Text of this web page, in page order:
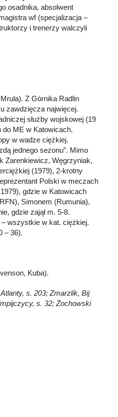
osadnika, absolwent
wf (specjalizacja –
i trenerzy walczyli
Z Górnika Radlin
zawdzięcza najwięcej.
służby wojskowej (19
do ME w Katowicach.
w wadze ciężkiej.
jednego sezonu”. Mimo
Zarenkiewicz, Węgrzyniak,
(1979), 2-krotny
Polski w meczach
gdzie w Katowicach
Simonem (Rumunia),
gdzie zajął m. 5-8.
– wszystkie w kat. ciężkiej.
– 36).
Kuba).
s. 203; Zmarzlik, Bij
s. 32; Żochowski